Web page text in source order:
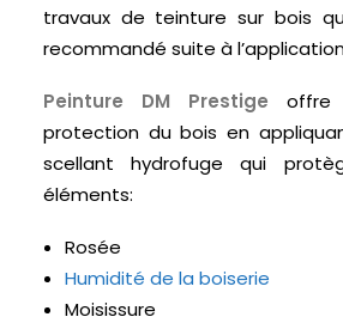
travaux de teinture sur bois
recommandé suite à
Peinture DM Prestige offre
protection du bois en
scellant hydrofuge qui
éléments:
Rosée
Humidité de la boiserie
Moisissure